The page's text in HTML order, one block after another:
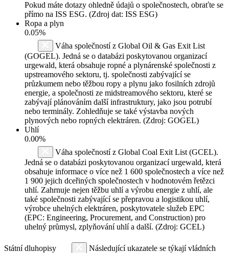
Pokud máte dotazy ohledně údajů o společnostech, obraťte se
přímo na ISS ESG. (Zdroj dat: ISS ESG)
Ropa a plyn
0.05%
Váha společností z Global Oil & Gas Exit List
(GOGEL). Jedná se o databázi poskytovanou organizací
urgewald, která obsahuje ropné a plynárenské společnosti z
upstreamového sektoru, tj. společnosti zabývající se
průzkumem nebo těžbou ropy a plynu jako fosilních zdrojů
energie, a společnosti ze midstreamového sektoru, které se
zabývají plánováním další infrastruktury, jako jsou potrubí
nebo terminály. Zohledňuje se také výstavba nových
plynových nebo ropných elektráren. (Zdroj: GOGEL)
Uhlí
0.00%
Váha společností z Global Coal Exit List (GCEL).
Jedná se o databázi poskytovanou organizací urgewald, která
obsahuje informace o více než 1 600 společnostech a více než
1 900 jejich dceřiných společnostech v hodnotovém řetězci
uhlí. Zahrnuje nejen těžbu uhlí a výrobu energie z uhlí, ale
také společnosti zabývající se přepravou a logistikou uhlí,
výrobce uhelných elektráren, poskytovatele služeb EPC
(EPC: Engineering, Procurement, and Construction) pro
uhelný průmysl, zplyňování uhlí a další. (Zdroj: GCEL)
Státní dluhopisy
Následující ukazatele se týkají vládních